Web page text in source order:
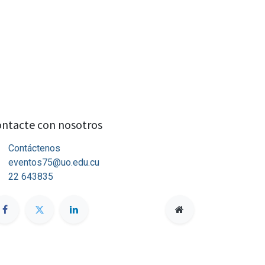
con nosotros
Contáctenos
eventos75@uo.edu.cu
22 643835